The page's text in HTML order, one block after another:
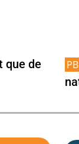
que de